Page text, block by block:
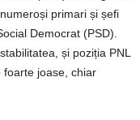
primari și șefi
Democrat (PSD).
și poziția PNL
foarte joase, chiar